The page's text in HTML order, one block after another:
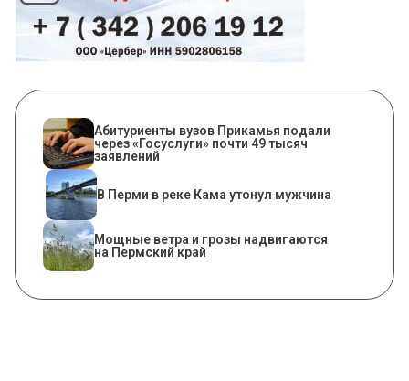
Абитуриенты вузов Прикамья подали
через «Госуслуги» почти 49 тысяч
заявлений
В Перми в реке Кама утонул мужчина
Мощные ветра и грозы надвигаются
на Пермский край